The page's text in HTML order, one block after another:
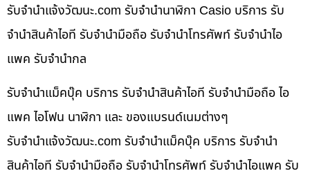
รับจํานําแจ้งวัฒนะ.com รับจำนำนาฬิกา Casio บริการ รับ
จำนำสินค้าไอที รับจำนำมือถือ รับจำนำโทรศัพท์ รับจำนำไอ
แพค รับจำนำกล
รับจำนำแม็คบุ๊ค บริการ รับจำนำสินค้าไอที รับจำนำมือถือ ไอ
แพค ไอโฟน นาฬิกา และ ของแบรนด์เนมต่างๆ
รับจํานําแจ้งวัฒนะ.com รับจำนำแม็คบุ๊ค บริการ รับจำนำ
สินค้าไอที รับจำนำมือถือ รับจำนำโทรศัพท์ รับจำนำไอแพค รับ